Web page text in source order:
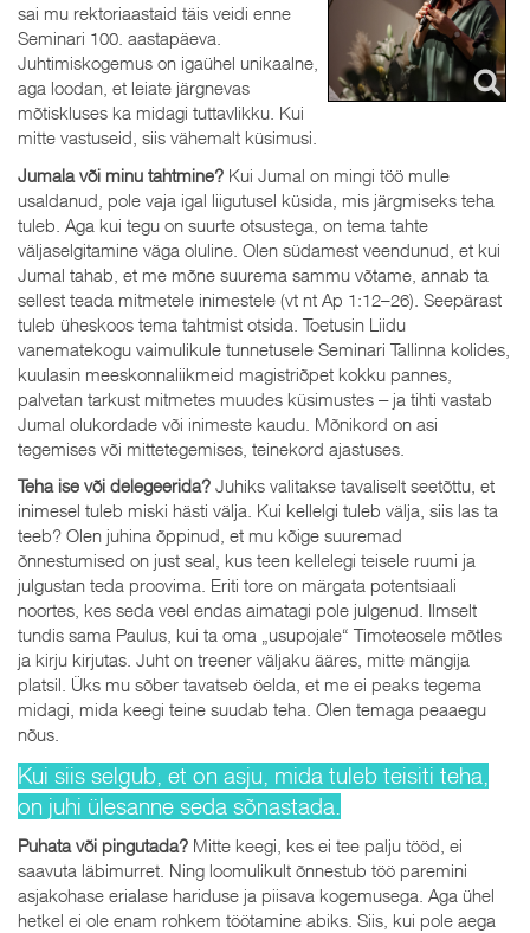
sai mu rektoriaastaid täis veidi enne
Seminari 100. aastapäeva.
Juhtimiskogemus on igaühel unikaalne,
aga loodan, et leiate järgnevas
mõtiskluses ka midagi tuttavlikku. Kui
mitte vastuseid, siis vähemalt küsimusi.
Jumala või minu tahtmine? Kui Jumal on mingi töö mulle
usaldanud, pole vaja igal liigutusel küsida, mis järgmiseks teha
tuleb. Aga kui tegu on suurte otsustega, on tema tahte
väljaselgitamine väga oluline. Olen südamest veendunud, et kui
Jumal tahab, et me mõne suurema sammu võtame, annab ta
sellest teada mitmetele inimestele (vt nt Ap 1:12–26). Seepärast
tuleb üheskoos tema tahtmist otsida. Toetusin Liidu
vanematekogu vaimulikule tunnetusele Seminari Tallinna kolides,
kuulasin meeskonnaliikmeid magistriõpet kokku pannes,
palvetan tarkust mitmetes muudes küsimustes ‒ ja tihti vastab
Jumal olukordade või inimeste kaudu. Mõnikord on asi
tegemises või mittetegemises, teinekord ajastuses.
Teha ise või delegeerida? Juhiks valitakse tavaliselt seetõttu, et
inimesel tuleb miski hästi välja. Kui kellelgi tuleb välja, siis las ta
teeb? Olen juhina õppinud, et mu kõige suuremad
õnnestumised on just seal, kus teen kellelegi teisele ruumi ja
julgustan teda proovima. Eriti tore on märgata potentsiaali
noortes, kes seda veel endas aimatagi pole julgenud. Ilmselt
tundis sama Paulus, kui ta oma „usupojale“ Timoteosele mõtles
ja kirju kirjutas. Juht on treener väljaku ääres, mitte mängija
platsil. Üks mu sõber tavatseb öelda, et me ei peaks tegema
midagi, mida keegi teine suudab teha. Olen temaga peaaegu
nõus.
Kui siis selgub, et on asju, mida tuleb teisiti teha,
on juhi ülesanne seda sõnastada.
Puhata või pingutada? Mitte keegi, kes ei tee palju tööd, ei
saavuta läbimurret. Ning loomulikult õnnestub töö paremini
asjakohase erialase hariduse ja piisava kogemusega. Aga ühel
hetkel ei ole enam rohkem töötamine abiks. Siis, kui pole aega